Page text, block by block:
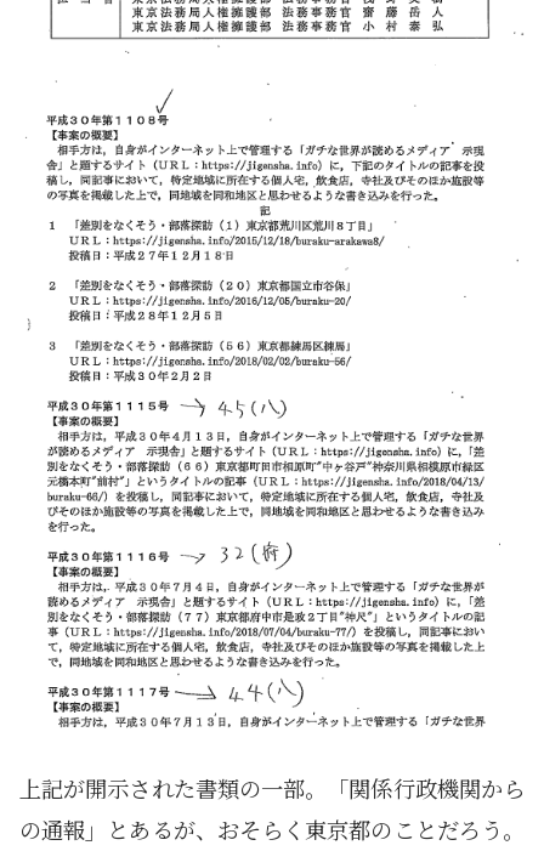
上記が開示された書類の一部。「関係行政機関から
の通報」とあるが、おそらく東京都のことだろう。